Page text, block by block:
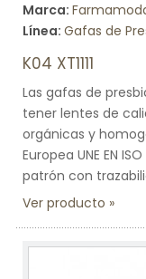
Marca:
Línea: Gafas de
K04 XT1111
Las gafas de
tener lentes de
orgánicas y
Europea UNE EN
patrón con
Ver producto